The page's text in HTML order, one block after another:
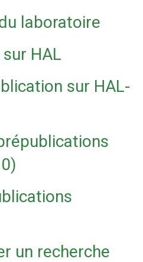
laboratoire
HAL
sur HAL-
un recherche